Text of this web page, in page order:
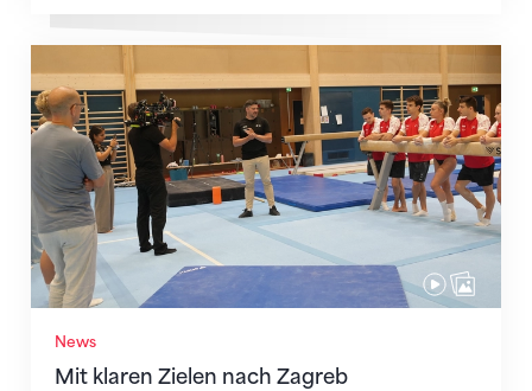
News
Mit klaren Zielen nach Zagreb
Mit klaren Zielen nach Zagreb